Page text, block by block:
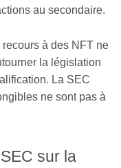
au secondaire.
à des NFT ne
la législation
La SEC
ne sont pas à
sur la